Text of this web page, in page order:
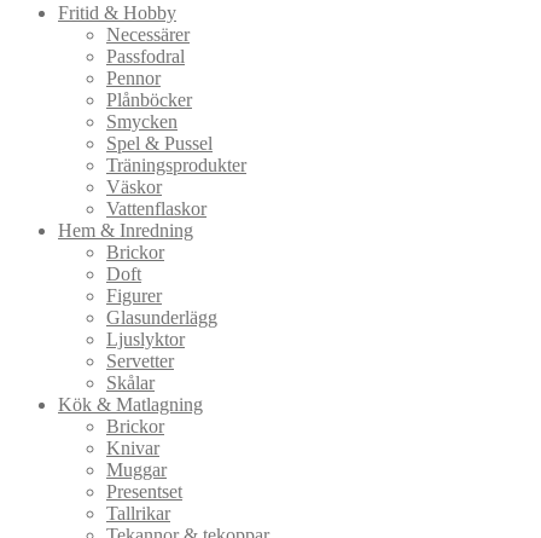
Fritid & Hobby
Necessärer
Passfodral
Pennor
Plånböcker
Smycken
Spel & Pussel
Träningsprodukter
Väskor
Vattenflaskor
Hem & Inredning
Brickor
Doft
Figurer
Glasunderlägg
Ljuslyktor
Servetter
Skålar
Kök & Matlagning
Brickor
Knivar
Muggar
Presentset
Tallrikar